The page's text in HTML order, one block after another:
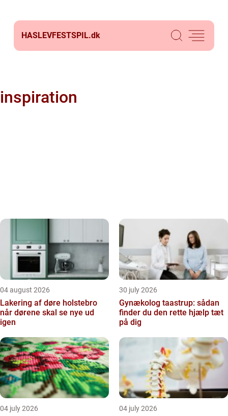
HASLEVFESTSPIL.dk
inspiration
04 august 2026
Lakering af døre holstebro
når dørene skal se nye ud
igen
30 july 2026
Gynækolog taastrup: sådan
finder du den rette hjælp tæt
på dig
04 july 2026 04 july 2026